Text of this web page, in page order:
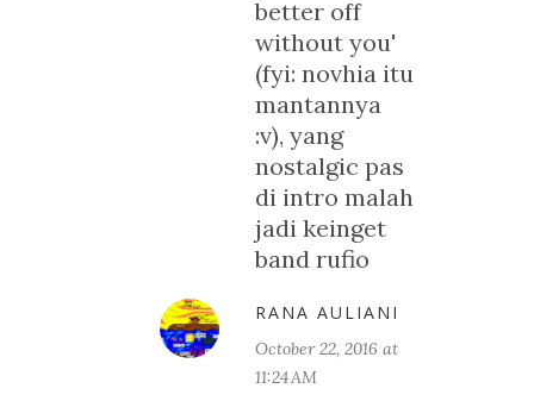
better off
without you'
(fyi: novhia itu
mantannya
:v), yang
nostalgic pas
di intro malah
jadi keinget
band rufio
RANA AULIANI
October 22, 2016 at
11:24 AM